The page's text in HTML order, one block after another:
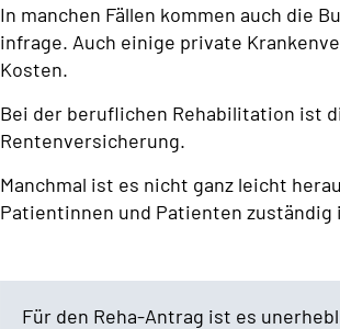
In manchen Fällen kommen auch die
infrage. Auch einige private
Kosten.
Bei der beruflichen Rehabilitation ist
Rentenversicherung.
Manchmal ist es nicht ganz leicht
Patientinnen und Patienten zuständig
Für den Reha-Antrag ist es